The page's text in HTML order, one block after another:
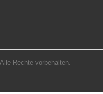
Rechte vorbehalten.